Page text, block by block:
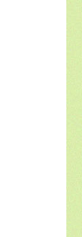
겨
채
채
나
도